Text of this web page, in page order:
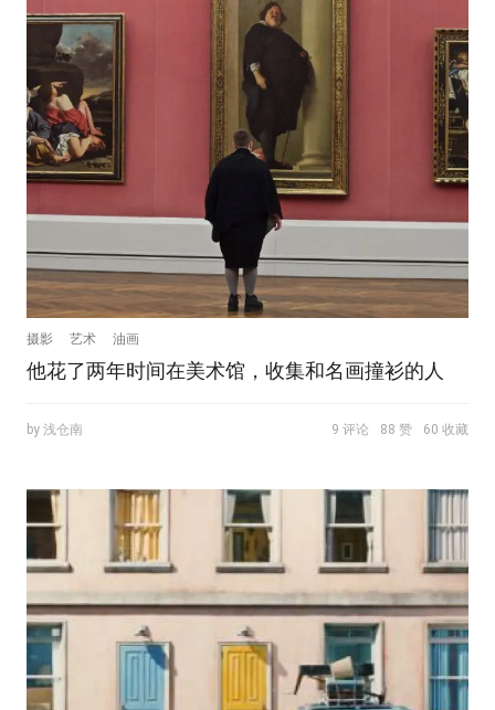
摄影 艺术 油画
他花了两年时间在美术馆，收集和名画撞衫的人
by 浅仓南 9 评论 88 赞 60 收藏